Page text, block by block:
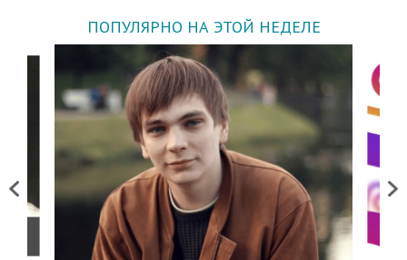
ПОПУЛЯРНО НА ЭТОЙ НЕДЕЛЕ
Previous Next